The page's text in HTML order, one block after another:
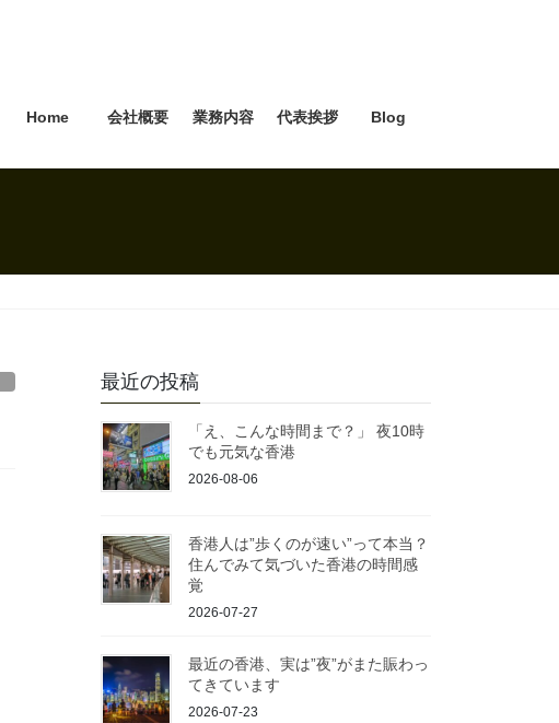
Home 会社概要 業務内容 代表挨拶 Blog
最近の投稿
「え、こんな時間まで？」 夜10時
でも元気な香港
2026-08-06
香港人は”歩くのが速い”って本当？
住んでみて気づいた香港の時間感
覚
2026-07-27
最近の香港、実は”夜”がまた賑わっ
てきています
2026-07-23